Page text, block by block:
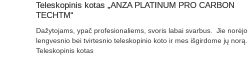
Teleskopinis kotas „ANZA PLATINUM PRO CARBON
TECHTM“
Dažytojams, ypač profesionaliems, svoris labai svarbus. Jie norėjo
lengvesnio bei tvirtesnio teleskopinio koto ir mes išgirdome jų norą.
Teleskopinis kotas